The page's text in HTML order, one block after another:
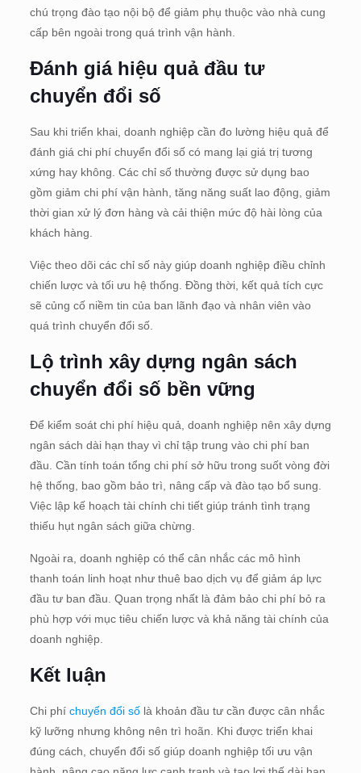
chú trọng đào tạo nội bộ để giảm phụ thuộc vào nhà cung
cấp bên ngoài trong quá trình vận hành.
Đánh giá hiệu quả đầu tư
chuyển đổi số
Sau khi triển khai, doanh nghiệp cần đo lường hiệu quả để
đánh giá chi phí chuyển đổi số có mang lại giá trị tương
xứng hay không. Các chỉ số thường được sử dụng bao
gồm giảm chi phí vận hành, tăng năng suất lao động, giảm
thời gian xử lý đơn hàng và cải thiện mức độ hài lòng của
khách hàng.
Việc theo dõi các chỉ số này giúp doanh nghiệp điều chỉnh
chiến lược và tối ưu hệ thống. Đồng thời, kết quả tích cực
sẽ củng cố niềm tin của ban lãnh đạo và nhân viên vào
quá trình chuyển đổi số.
Lộ trình xây dựng ngân sách
chuyển đổi số bền vững
Để kiểm soát chi phí hiệu quả, doanh nghiệp nên xây dựng
ngân sách dài hạn thay vì chỉ tập trung vào chi phí ban
đầu. Cần tính toán tổng chi phí sở hữu trong suốt vòng đời
hệ thống, bao gồm bảo trì, nâng cấp và đào tạo bổ sung.
Việc lập kế hoạch tài chính chi tiết giúp tránh tình trạng
thiếu hụt ngân sách giữa chừng.
Ngoài ra, doanh nghiệp có thể cân nhắc các mô hình
thanh toán linh hoạt như thuê bao dịch vụ để giảm áp lực
đầu tư ban đầu. Quan trọng nhất là đảm bảo chi phí bỏ ra
phù hợp với mục tiêu chiến lược và khả năng tài chính của
doanh nghiệp.
Kết luận
Chi phí chuyển đổi sốlà khoản đầu tư cần được cân nhắc
kỹ lưỡng nhưng không nên trì hoãn. Khi được triển khai
đúng cách, chuyển đổi số giúp doanh nghiệp tối ưu vận